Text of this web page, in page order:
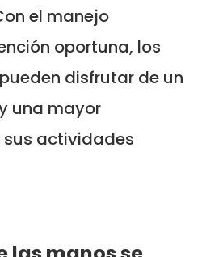
el manejo
oportuna, los
disfrutar de un
una mayor
sus actividades